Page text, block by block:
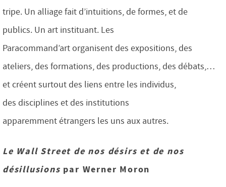
tripe. Un alliage fait d’intuitions, de formes, et de
publics. Un art instituant. Les
Paracommand’art organisent des expositions, des
ateliers, des formations, des productions, des débats,…
et créent surtout des liens entre les individus,
des disciplines et des institutions
apparemment étrangers les uns aux autres.
Le Wall Street de nos désirs et de nos
désillusions par Werner Moron